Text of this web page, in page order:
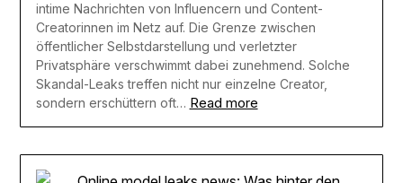
intime Nachrichten von Influencern und Content-
Creatorinnen im Netz auf. Die Grenze zwischen
öffentlicher Selbstdarstellung und verletzter
Privatsphäre verschwimmt dabei zunehmend.​ Solche
Skandal-Leaks treffen nicht nur einzelne Creator,
sondern erschüttern oft… Read more